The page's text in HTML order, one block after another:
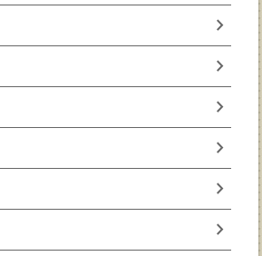
chevron_right
chevron_right
chevron_right
chevron_right
chevron_right
chevron_right